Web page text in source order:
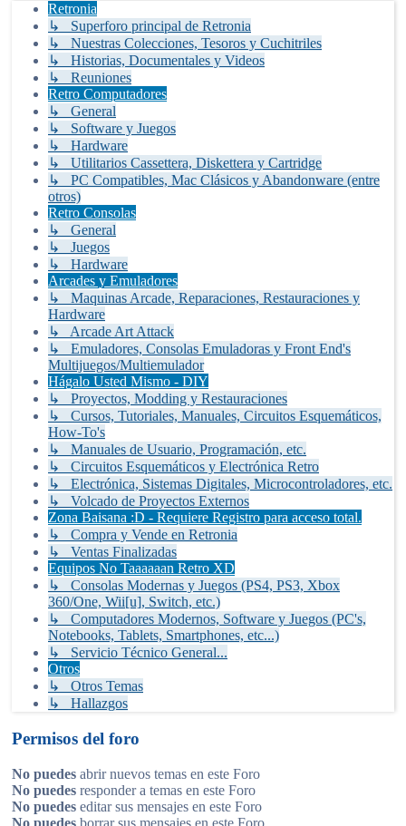
Retronia
↳ Superforo principal de Retronia
↳ Nuestras Colecciones, Tesoros y Cuchitriles
↳ Historias, Documentales y Videos
↳ Reuniones
Retro Computadores
↳ General
↳ Software y Juegos
↳ Hardware
↳ Utilitarios Cassettera, Diskettera y Cartridge
↳ PC Compatibles, Mac Clásicos y Abandonware (entre
otros)
Retro Consolas
↳ General
↳ Juegos
↳ Hardware
Arcades y Emuladores
↳ Maquinas Arcade, Reparaciones, Restauraciones y
Hardware
↳ Arcade Art Attack
↳ Emuladores, Consolas Emuladoras y Front End's
Multijuegos/Multiemulador
Hágalo Usted Mismo - DIY
↳ Proyectos, Modding y Restauraciones
↳ Cursos, Tutoriales, Manuales, Circuitos Esquemáticos,
How-To's
↳ Manuales de Usuario, Programación, etc.
↳ Circuitos Esquemáticos y Electrónica Retro
↳ Electrónica, Sistemas Digitales, Microcontroladores, etc.
↳ Volcado de Proyectos Externos
Zona Baisana :D - Requiere Registro para acceso total.
↳ Compra y Vende en Retronia
↳ Ventas Finalizadas
Equipos No Taaaaaan Retro XD
↳ Consolas Modernas y Juegos (PS4, PS3, Xbox
360/One, Wii[u], Switch, etc.)
↳ Computadores Modernos, Software y Juegos (PC's,
Notebooks, Tablets, Smartphones, etc...)
↳ Servicio Técnico General...
Otros
↳ Otros Temas
↳ Hallazgos
Permisos del foro
No puedes abrir nuevos temas en este Foro
No puedes responder a temas en este Foro
No puedes editar sus mensajes en este Foro
No puedes borrar sus mensajes en este Foro